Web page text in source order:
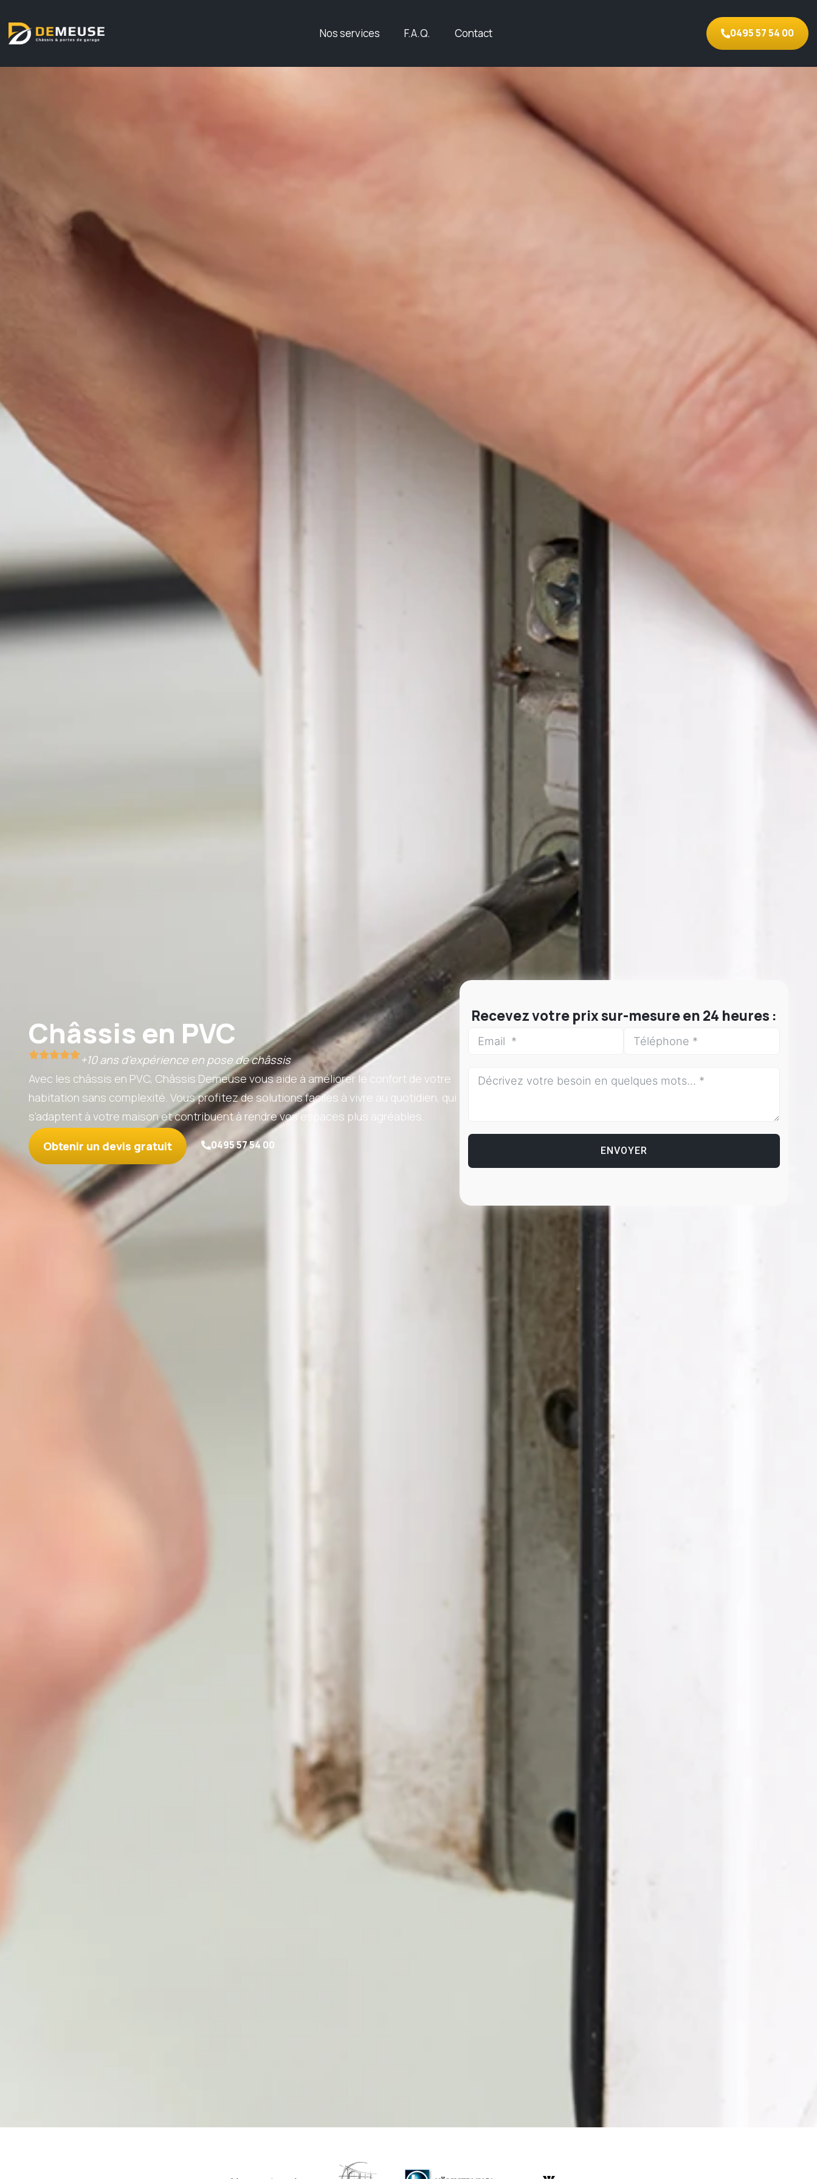
Nos services F.A.Q. Contact 0495 57 54 00
Châssis en PVC
+10 ans d’expérience en pose de châssis
Avec les châssis en PVC, Châssis Demeuse vous aide à améliorer le confort de votre
habitation sans complexité. Vous profitez de solutions faciles à vivre au quotidien, qui
s’adaptent à votre maison et contribuent à rendre vos espaces plus agréables.
Obtenir un devis gratuit 0495 57 54 00
Recevez votre prix sur-mesure en 24 heures :
ENVOYER